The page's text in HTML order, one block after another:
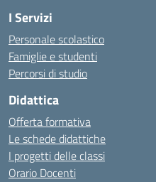
I Servizi
Personale scolastico
Famiglie e studenti
Percorsi di studio
Didattica
Offerta formativa
Le schede didattiche
I progetti delle classi
Orario Docenti